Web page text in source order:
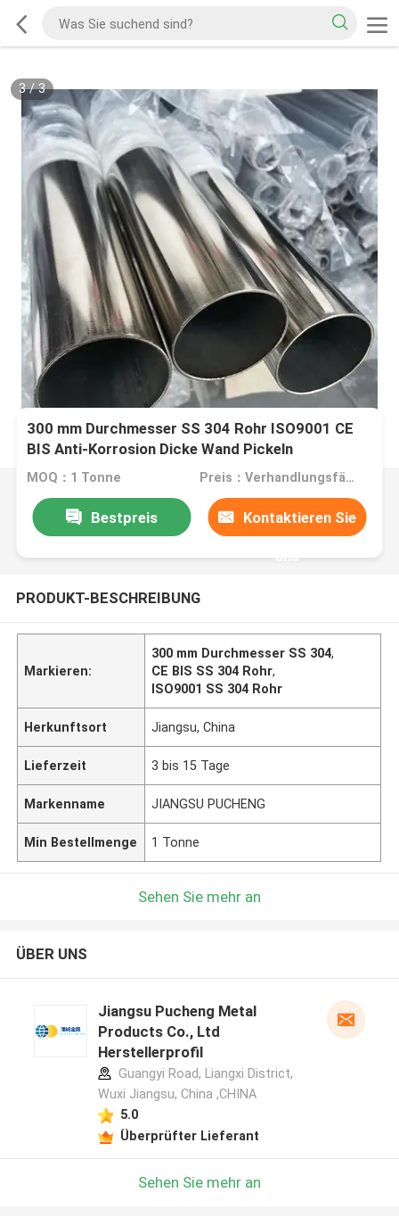
3/3
300 mm Durchmesser SS 304 Rohr ISO9001 CE
BIS Anti-Korrosion Dicke Wand Pickeln
MOQ：1 Tonne Preis：Verhandlungsfähig
Bestpreis Kontaktieren Sie
uns
PRODUKT-BESCHREIBUNG
Markieren:
300 mm Durchmesser SS 304,
CE BIS SS 304 Rohr,
ISO9001 SS 304 Rohr
Herkunftsort Jiangsu, China
Lieferzeit 3 bis 15 Tage
Markenname JIANGSU PUCHENG
Min Bestellmenge 1 Tonne
Sehen Sie mehr an
ÜBER UNS
Jiangsu Pucheng Metal
Products Co., Ltd
Herstellerprofil
Guangyi Road, Liangxi District,
Wuxi Jiangsu, China ,CHINA
5.0
Überprüfter Lieferant
Sehen Sie mehr an